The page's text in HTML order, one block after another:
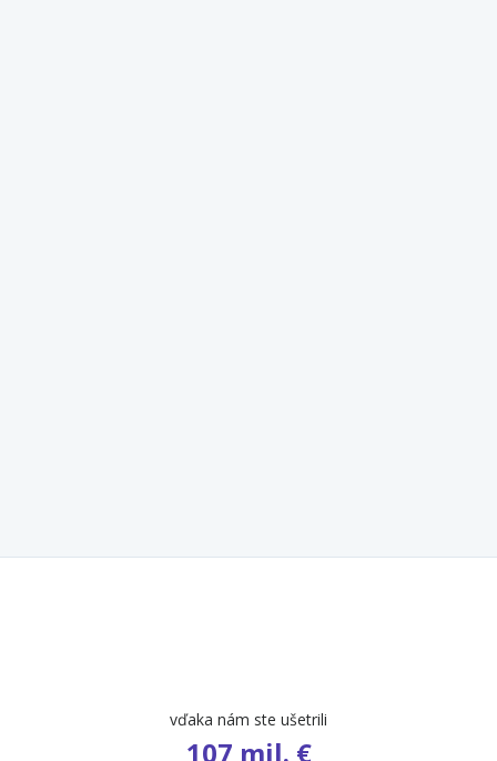
vďaka nám ste ušetrili
107 mil. €